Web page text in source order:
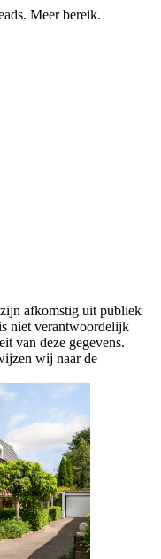
Meer bereik.
afkomstig uit publiek
niet verantwoordelijk
van deze gegevens.
wij naar de